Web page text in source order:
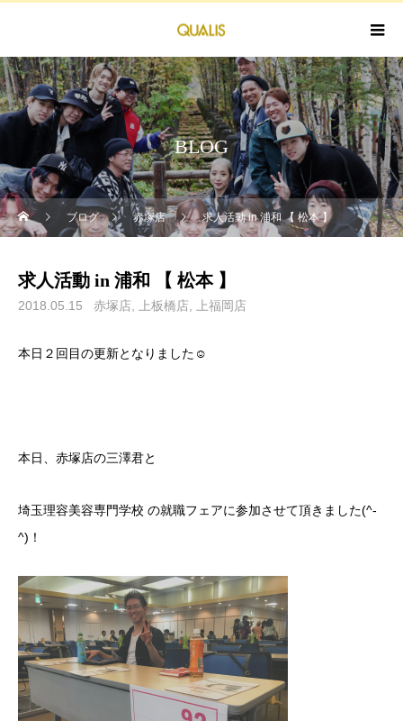
BLOG
ブログ 赤塚店 求人活動 in 浦和 【 松本 】
求人活動 in 浦和 【 松本 】
2018.05.15 赤塚店 上板橋店 上福岡店
本日２回目の更新となりました☺
本日、赤塚店の三澤君と
埼玉理容美容専門学校 の就職フェアに参加させて頂きました(^-
^)！